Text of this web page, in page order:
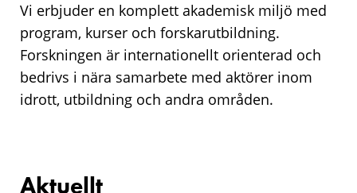
Vi erbjuder en komplett akademisk miljö med
program, kurser och forskarutbildning.
Forskningen är internationellt orienterad och
bedrivs i nära samarbete med aktörer inom
idrott, utbildning och andra områden.
Aktuellt